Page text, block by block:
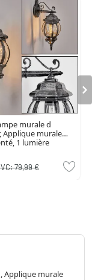
murale d
Applique murale
1 lumière
79,99 €
Applique murale